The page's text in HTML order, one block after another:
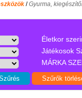
/Gyurma,
Életkor
Játékosok
MÁRKA